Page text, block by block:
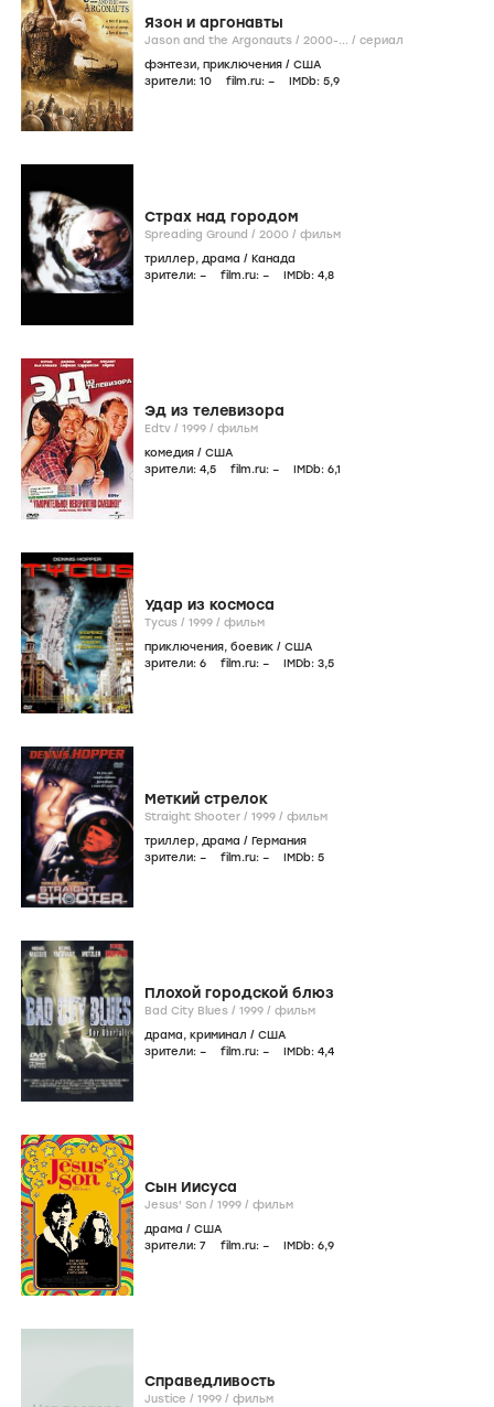
Язон и аргонавты
Jason and the Argonauts / 2000-... / сериал
фэнтези, приключения / США
зрители: 10 film.ru: – IMDb: 5,9
Страх над городом
Spreading Ground / 2000 / фильм
триллер, драма / Канада
зрители: – film.ru: – IMDb: 4,8
Эд из телевизора
Edtv / 1999 / фильм
комедия / США
зрители: 4,5 film.ru: – IMDb: 6,1
Удар из космоса
Tycus / 1999 / фильм
приключения, боевик / США
зрители: 6 film.ru: – IMDb: 3,5
Меткий стрелок
Straight Shooter / 1999 / фильм
триллер, драма / Германия
зрители: – film.ru: – IMDb: 5
Плохой городской блюз
Bad City Blues / 1999 / фильм
драма, криминал / США
зрители: – film.ru: – IMDb: 4,4
Сын Иисуса
Jesus' Son / 1999 / фильм
драма / США
зрители: 7 film.ru: – IMDb: 6,9
Справедливость
Justice / 1999 / фильм